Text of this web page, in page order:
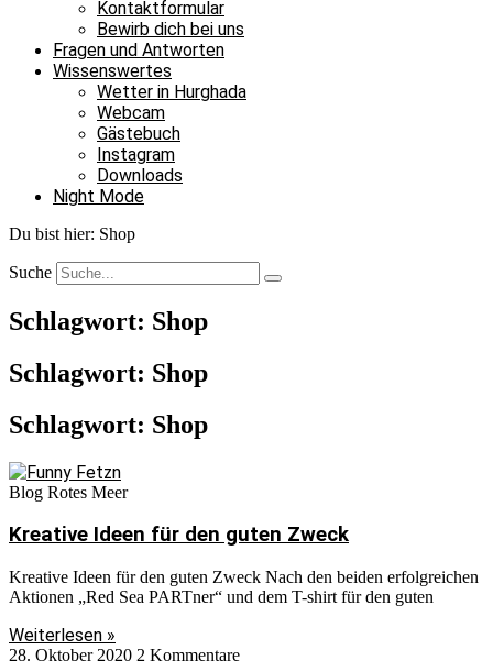
Kontaktformular
Bewirb dich bei uns
Fragen und Antworten
Wissenswertes
Wetter in Hurghada
Webcam
Gästebuch
Instagram
Downloads
Night Mode
Du bist hier: Shop
Suche
Schlagwort: Shop
Schlagwort: Shop
Schlagwort: Shop
Blog Rotes Meer
Kreative Ideen für den guten Zweck
Kreative Ideen für den guten Zweck Nach den beiden erfolgreichen
Aktionen „Red Sea PARTner“ und dem T-shirt für den guten
Weiterlesen »
28. Oktober 2020 2 Kommentare